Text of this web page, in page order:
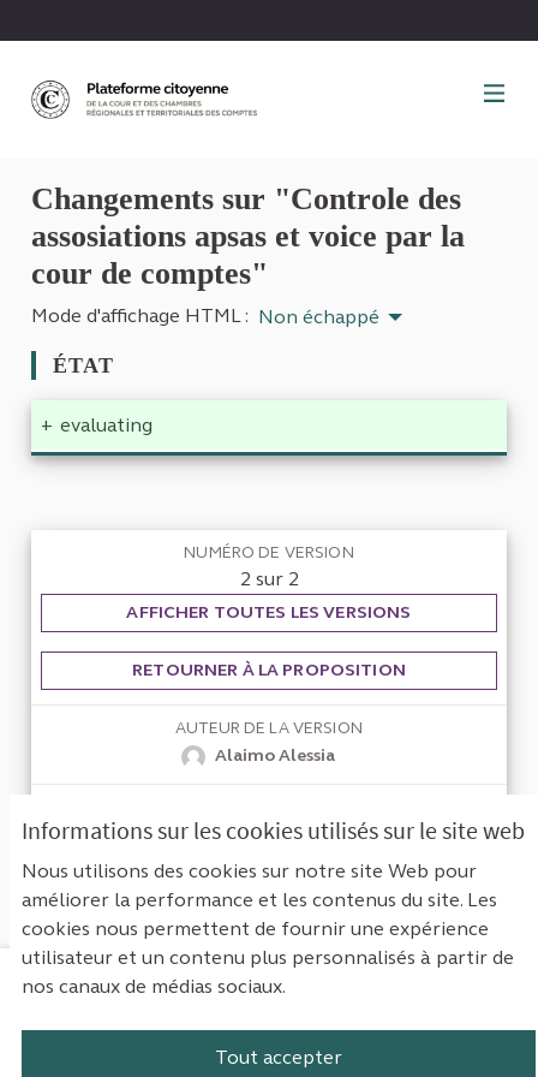
Informations sur les cookies utilisés sur le site web
Nous utilisons des cookies sur notre site Web pour
améliorer la performance et les contenus du site. Les
cookies nous permettent de fournir une expérience
utilisateur et un contenu plus personnalisés à partir de
nos canaux de médias sociaux.
Tout accepter
Changements sur "Controle des
assosiations apsas et voice par la
cour de comptes"
Mode d'affichage HTML : Non échappé
ÉTAT
+ evaluating
NUMÉRO DE VERSION
2 sur 2
AFFICHER TOUTES LES VERSIONS
RETOURNER À LA PROPOSITION
AUTEUR DE LA VERSION
Alaimo Alessia
21/03/2024 11:59
Mentions légales
Paramètres des cookies